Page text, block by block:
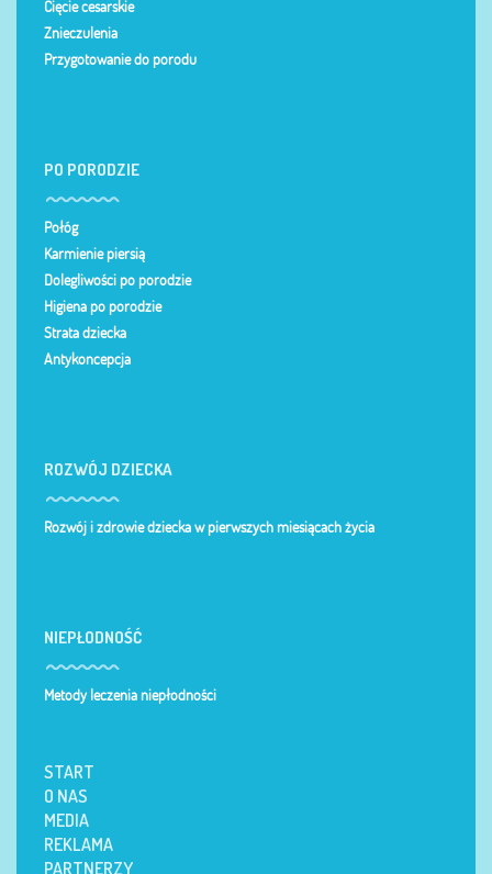
Cięcie cesarskie
Znieczulenia
Przygotowanie do porodu
PO PORODZIE
Połóg
Karmienie piersią
Dolegliwości po porodzie
Higiena po porodzie
Strata dziecka
Antykoncepcja
ROZWÓJ DZIECKA
Rozwój i zdrowie dziecka w pierwszych miesiącach życia
NIEPŁODNOŚĆ
Metody leczenia niepłodności
START
O NAS
MEDIA
REKLAMA
PARTNERZY